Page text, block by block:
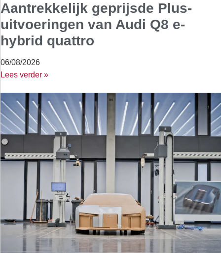
Aantrekkelijk geprijsde Plus-
uitvoeringen van Audi Q8 e-
hybrid quattro
06/08/2026
Lees verder »